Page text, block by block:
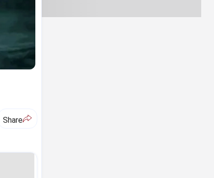
Share